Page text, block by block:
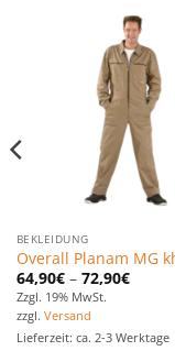
BEKLEIDUNG
Overall Planam MG
64,90€– 72,90€
Zzgl. 19% MwSt.
zzgl. Versand
Lieferzeit: ca. 2-3 Werktage